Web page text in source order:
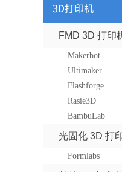
3D打印机
FMD 3D 打印
Makerbot
Ultimaker
Flashforge
Rasie3D
BambuLab
光固化 3D 打
Formlabs